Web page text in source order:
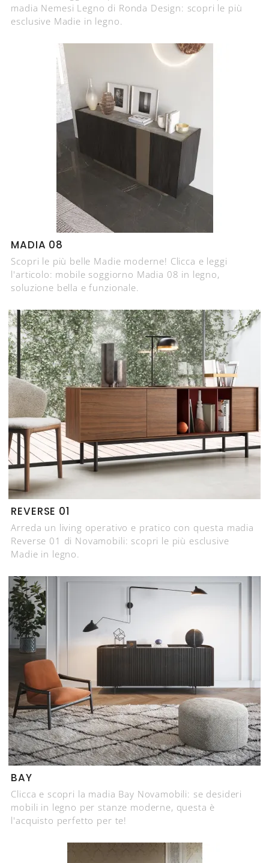
madia Nemesi Legno di Ronda Design: scopri le più
esclusive Madie in legno.
MADIA 08
Scopri le più belle Madie moderne! Clicca e leggi
l'articolo: mobile soggiorno Madia 08 in legno,
soluzione bella e funzionale.
REVERSE 01
Arreda un living operativo e pratico con questa madia
Reverse 01 di Novamobili: scopri le più esclusive
Madie in legno.
BAY
Clicca e scopri la madia Bay Novamobili: se desideri
mobili in legno per stanze moderne, questa è
l'acquisto perfetto per te!